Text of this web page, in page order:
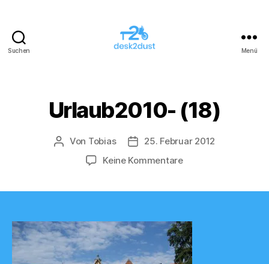
Suchen Menü
Urlaub2010- (18)
Beitragsautor
Von Tobias Veröffentlichungsdatum
25. Februar 2012
Keine Kommentarezu